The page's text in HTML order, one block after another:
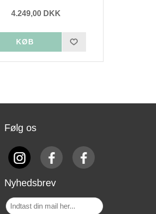
4.249,00 DKK
Følg os
Nyhedsbrev